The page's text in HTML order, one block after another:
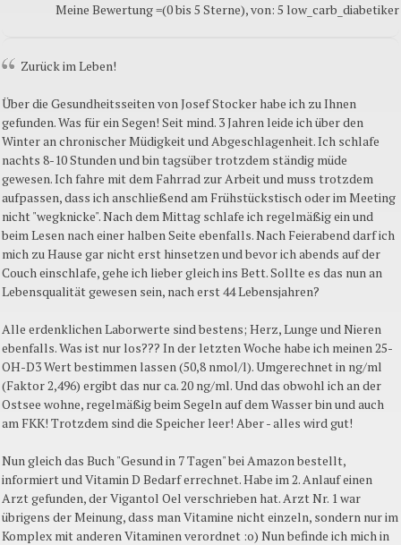
Meine Bewertung =(0 bis 5 Sterne), von: 5 low_carb_diabetiker
Zurück im Leben!
Über die Gesundheitsseiten von Josef Stocker habe ich zu Ihnen
gefunden. Was für ein Segen! Seit mind. 3 Jahren leide ich über den
Winter an chronischer Müdigkeit und Abgeschlagenheit. Ich schlafe
nachts 8-10 Stunden und bin tagsüber trotzdem ständig müde
gewesen. Ich fahre mit dem Fahrrad zur Arbeit und muss trotzdem
aufpassen, dass ich anschließend am Frühstückstisch oder im Meeting
nicht "wegknicke". Nach dem Mittag schlafe ich regelmäßig ein und
beim Lesen nach einer halben Seite ebenfalls. Nach Feierabend darf ich
mich zu Hause gar nicht erst hinsetzen und bevor ich abends auf der
Couch einschlafe, gehe ich lieber gleich ins Bett. Sollte es das nun an
Lebensqualität gewesen sein, nach erst 44 Lebensjahren?
Alle erdenklichen Laborwerte sind bestens; Herz, Lunge und Nieren
ebenfalls. Was ist nur los??? In der letzten Woche habe ich meinen 25-
OH-D3 Wert bestimmen lassen (50,8 nmol/l). Umgerechnet in ng/ml
(Faktor 2,496) ergibt das nur ca. 20 ng/ml. Und das obwohl ich an der
Ostsee wohne, regelmäßig beim Segeln auf dem Wasser bin und auch
am FKK! Trotzdem sind die Speicher leer! Aber - alles wird gut!
Nun gleich das Buch "Gesund in 7 Tagen" bei Amazon bestellt,
informiert und Vitamin D Bedarf errechnet. Habe im 2. Anlauf einen
Arzt gefunden, der Vigantol Oel verschrieben hat. Arzt Nr. 1 war
übrigens der Meinung, dass man Vitamine nicht einzeln, sondern nur im
Komplex mit anderen Vitaminen verordnet :o) Nun befinde ich mich in